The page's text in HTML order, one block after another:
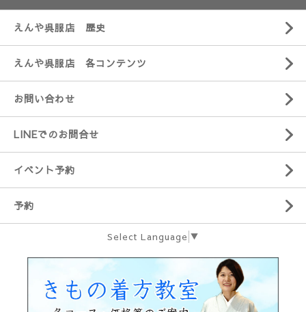
えんや呉服店 歴史
えんや呉服店 各コンテンツ
お問い合わせ
LINEでのお問合せ
イベント予約
予約
Select Language ▼